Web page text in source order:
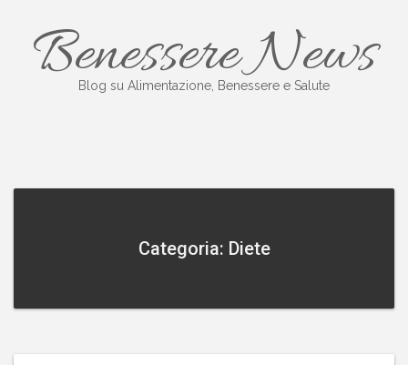
contenutoBenessere News
Blog su Alimentazione, Benessere e Salute
Categoria: Diete